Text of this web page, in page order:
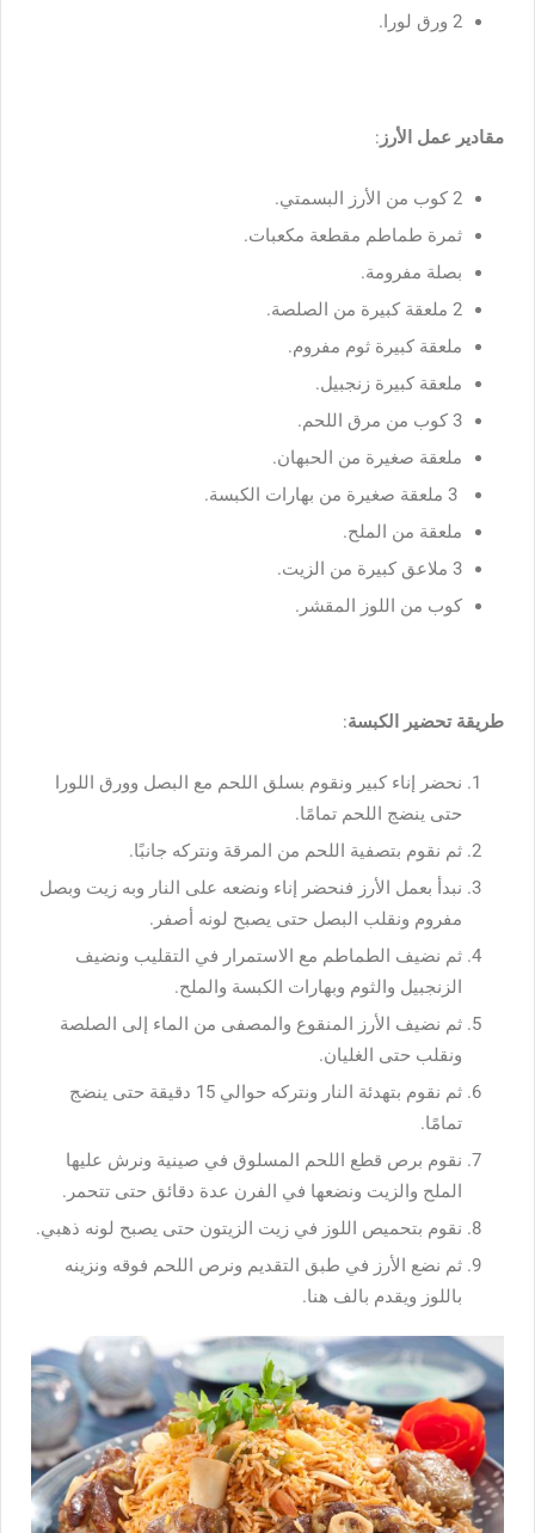
2 ورق لورا.
مقادير عمل الأرز :
2 كوب من الأرز البسمتي.
ثمرة طماطم مقطعة مكعبات.
بصلة مفرومة.
2 ملعقة كبيرة من الصلصة.
ملعقة كبيرة ثوم مفروم.
ملعقة كبيرة زنجبيل.
3 كوب من مرق اللحم.
ملعقة صغيرة من الحبهان.
ملعقة من الملح.
3 ملاعق كبيرة من الزيت.
كوب من اللوز المقشر.
طريقة تحضير الكبسة:
نحضر إناء كبير ونقوم بسلق اللحم مع البصل وورق اللورا
حتى ينضج اللحم تمامًا.
ثم نقوم بتصفية اللحم من المرقة ونتركه جانبًا.
نبدأ بعمل الأرز فنحضر إناء ونضعه على النار وبه زيت وبصل
مفروم ونقلب البصل حتى يصبح لونه أصفر.
ثم نضيف الطماطم مع الاستمرار في التقليب ونضيف
الزنجبيل والثوم وبهارات الكبسة والملح.
ثم نضيف الأرز المنقوع والمصفى من الماء إلى الصلصة
ونقلب حتى الغليان.
ثم نقوم بتهدئة النار ونتركه حوالي 15 دقيقة حتى ينضج
تمامًا.
نقوم برص قطع اللحم المسلوق في صينية ونرش عليها
الملح والزيت ونضعها في الفرن عدة دقائق حتى تتحمر.
نقوم بتحميص اللوز في زيت الزيتون حتى يصبح لونه ذهبي.
ثم نضع الأرز في طبق التقديم ونرص اللحم فوقه ونزينه
باللوز ويقدم بالف هنا.